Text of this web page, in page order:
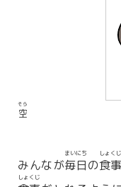
空
そら
みんなが毎日
まいにち
の食事
しょくじ
しょくじ